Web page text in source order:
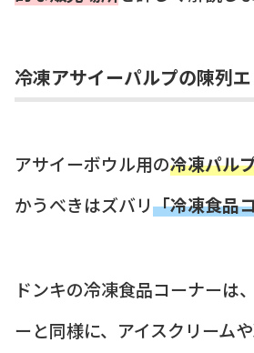
冷凍アサイーパルプの陳列
アサイーボウル用の冷凍パル
かうべきはズバリ「冷凍食品
ドンキの冷凍食品コーナーは
ーと同様に、アイスクリーム